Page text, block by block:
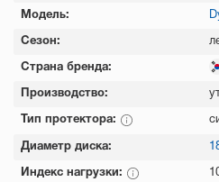
Модель:
Сезон:
Страна бренда:
Производство:
Тип протектора:
Диаметр диска:
Индекс нагрузки: